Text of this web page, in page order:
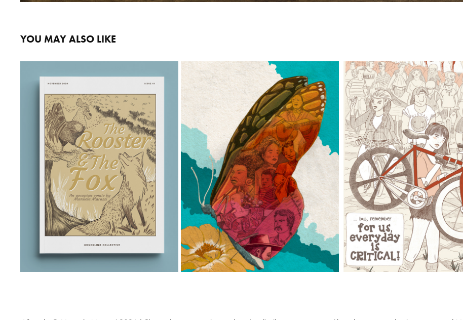
YOU MAY ALSO LIKE
CONNECTIONS. AN ANTHOLOGY Y SEREMOS TAN LIBRES
2025
BIKE LIKE A ROMAN
2021